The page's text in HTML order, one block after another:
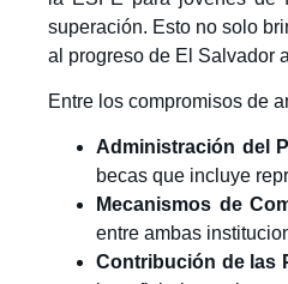
superación. Esto no solo
al progreso de El Salvador
Entre los compromisos de
Administración del
becas que incluye
Mecanismos de
entre ambas
Contribución de las